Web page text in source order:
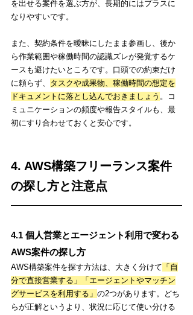
を出せる案件を選ぶ方が、長期的にはプラスに
なりやすいです。
また、契約条件を曖昧にしたまま参画し、後か
ら作業範囲や稼働時間の認識ズレが発覚するケ
ースも避けたいところです。口頭での約束だけ
に頼らず、 タスクや成果物、稼働時間の想定を
ドキュメントに落とし込んでおきましょう 。コ
ミュニケーションの頻度や報告スタイルも、最
初にすり合わせておくと安心です。
4. AWS構築フリーランス案件
の探し方と注意点
4.1 個人営業とエージェント利用で変わる
AWS案件の探し方
AWS構築案件を探す方法は、大きく分けて 「自
分で直接営業する」「エージェントやマッチン
グサービスを利用する」 の2つがあります。どち
らが正解というより、状況に応じて使い分ける